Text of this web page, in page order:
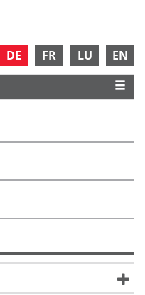
DE FR LU EN